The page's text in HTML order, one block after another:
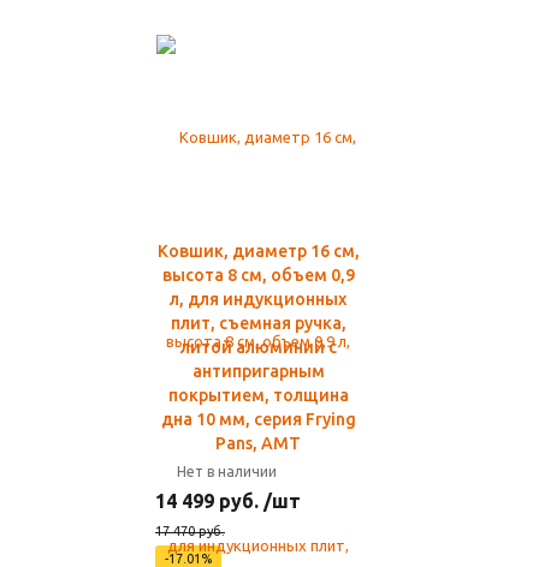
Ковшик, диаметр 16 см,
высота 8 см, объем 0,9
л, для индукционных
плит, съемная ручка,
литой алюминий с
антипригарным
покрытием, толщина
дна 10 мм, серия Frying
Pans, AMT
Нет в наличии
14 499 руб. /шт
17 470 руб.
-17.01%